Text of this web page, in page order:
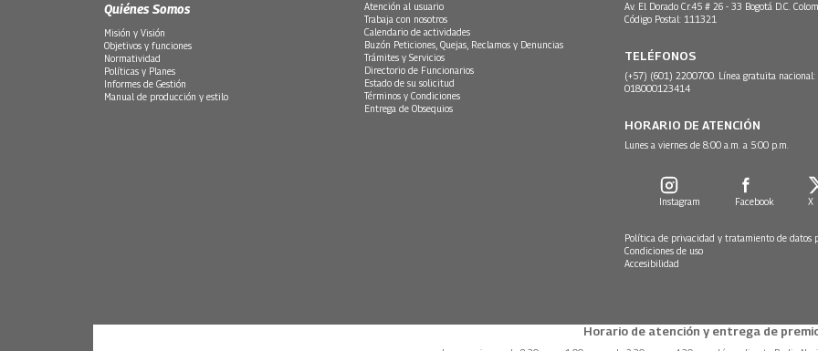
Quiénes Somos
Misión y Visión
Objetivos y funciones
Normatividad
Políticas y Planes
Informes de Gestión
Manual de producción y estilo
Atención al usuario
Trabaja con nosotros
Calendario de actividades
Buzón Peticiones, Quejas, Reclamos y Denuncias
Trámites y Servicios
Directorio de Funcionarios
Estado de su solicitud
Términos y Condiciones
Entrega de Obsequios
Av. El Dorado Cr.45 # 26 - 33 Bogotá D.C.
Código Postal: 111321
TELÉFONOS
(+57) (601) 2200700. Línea gratuita nacional:
018000123414
HORARIO DE ATENCIÓN
Lunes a viernes de 8:00 a.m. a 5:00 p.m.
Instagram Facebook X
Política de privacidad y tratamiento de datos
Condiciones de uso
Accesibilidad
Horario de atención y entrega de